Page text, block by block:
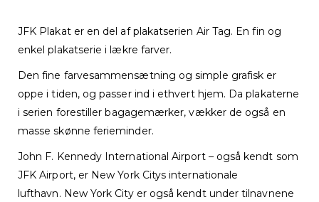
JFK Plakat er en del af plakatserien Air Tag. En fin og
enkel plakatserie i lækre farver.
Den fine farvesammensætning og simple grafisk er
oppe i tiden, og passer ind i ethvert hjem. Da plakaterne
i serien forestiller bagagemærker, vækker de også en
masse skønne ferieminder.
John F. Kennedy International Airport – også kendt som
JFK Airport, er New York Citys internationale
lufthavn. New York City er også kendt under tilnavnene